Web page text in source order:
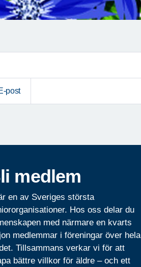
post
medlem
en av Sveriges största
Hos oss delar du
med närmare en kvarts
medlemmar i föreningar över hela
Tillsammans verkar vi för att
bättre villkor för äldre – och ett